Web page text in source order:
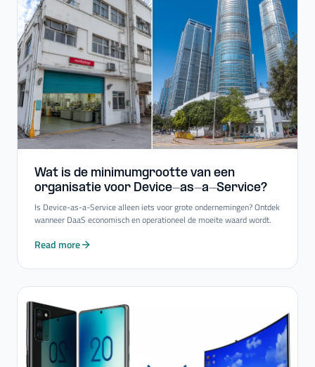
Wat is de minimumgrootte van een
organisatie voor Device-​as-​a-​Service?
Is Device-as-a-Service alleen iets voor grote ondernemingen? Ontdek
wanneer DaaS economisch en operationeel de moeite waard wordt.
Read more